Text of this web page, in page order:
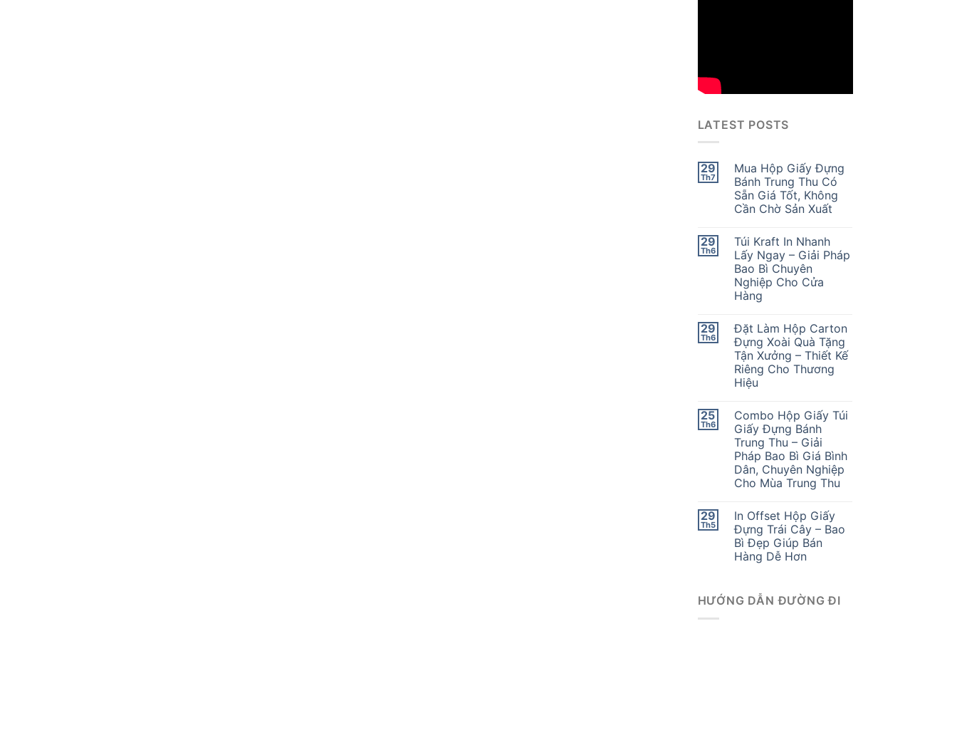
LATEST POSTS
29
Th7
Mua Hộp Giấy Đựng
Bánh Trung Thu Có
Sẵn Giá Tốt, Không
Cần Chờ Sản Xuất
29
Th6
Túi Kraft In Nhanh
Lấy Ngay – Giải Pháp
Bao Bì Chuyên
Nghiệp Cho Cửa
Hàng
29
Th6
Đặt Làm Hộp Carton
Đựng Xoài Quà Tặng
Tận Xưởng – Thiết Kế
Riêng Cho Thương
Hiệu
25
Th6
Combo Hộp Giấy Túi
Giấy Đựng Bánh
Trung Thu – Giải
Pháp Bao Bì Giá Bình
Dân, Chuyên Nghiệp
Cho Mùa Trung Thu
29
Th5
In Offset Hộp Giấy
Đựng Trái Cây – Bao
Bì Đẹp Giúp Bán
Hàng Dễ Hơn
HƯỚNG DẪN ĐƯỜNG ĐI